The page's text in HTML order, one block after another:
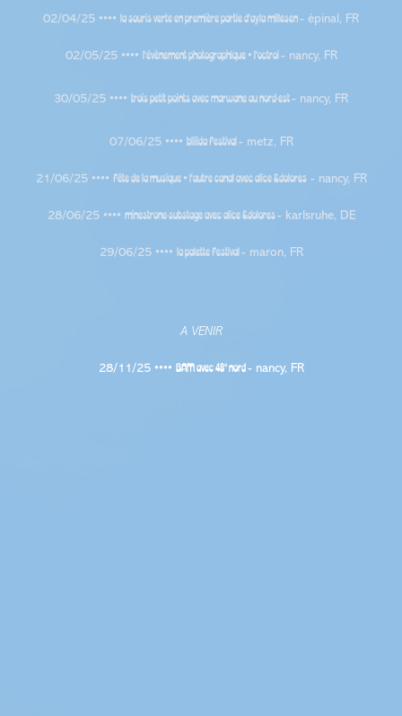
02/04/25 •••• la souris verteen première partie d'ayla millesen- épinal, FR
02/05/25 •••• l'évènement photographique • l'octroi- nancy, FR
30/05/25 •••• trois petit pointsavec marwane au nord-est- nancy, FR
07/06/25 •••• bliiida festival- metz, FR
21/06/25 •••• fête de la musique • l'autre canalavec alice &dolores - nancy, FR
28/06/25 •••• minestrone-substageavec alice &dolores- karlsruhe, DE
29/06/25 •••• la palette festival- maron, FR
A VENIR
28/11/25 •••• BAMavec 48° nord- nancy, FR